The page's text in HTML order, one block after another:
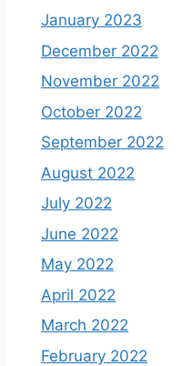
January 2023
December 2022
November 2022
October 2022
September 2022
August 2022
July 2022
June 2022
May 2022
April 2022
March 2022
February 2022